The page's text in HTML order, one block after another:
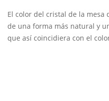
El color del cristal de la mesa
de una forma más natural y
que así coincidiera con el